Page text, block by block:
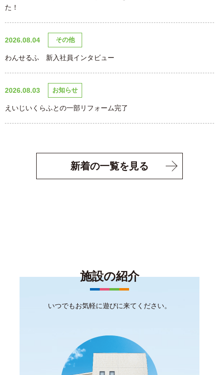
た！
2026.08.04 その他
わんせるふ 新入社員インタビュー
2026.08.03 お知らせ
えいじいくらふとの一部リフォーム完了
新着の一覧を見る
施設の紹介
いつでもお気軽に遊びに来てください。